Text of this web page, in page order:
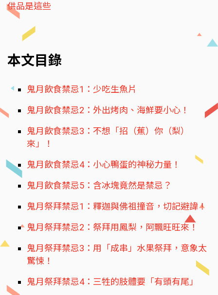
供品是這些
本文目錄
鬼月飲食禁忌1：少吃生魚片
鬼月飲食禁忌2：外出烤肉、海鮮要小心！
鬼月飲食禁忌3：不想「招（蕉）你（梨）
來」！
鬼月飲食禁忌4：小心鴨蛋的神秘力量！
鬼月飲食禁忌5：含冰塊竟然是禁忌？
鬼月祭拜禁忌1：釋迦與佛祖撞音，切記避諱！
鬼月祭拜禁忌2：祭拜用鳳梨，阿飄旺旺來！
鬼月祭拜禁忌3：用「成串」水果祭拜，意象太
驚悚！
鬼月祭拜禁忌4：三牲的肢體要「有頭有尾」